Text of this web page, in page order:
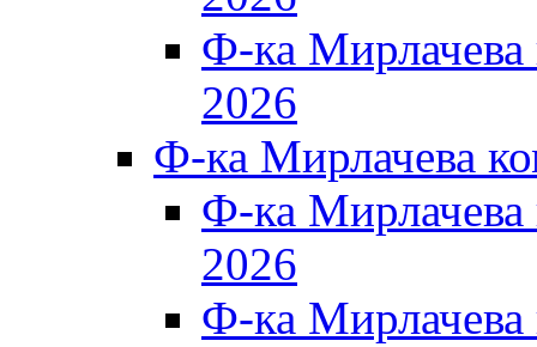
Ф-ка
2026
Ф-ка Мирлачева
Ф-ка
2026
Ф-ка